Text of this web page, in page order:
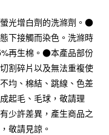
台灣）商業銀行
託商業銀行
光增白劑的洗滌劑。●
下接觸而染色。洗滌時
再生棉。●本產品部份
割碎片以及無法重複使
均、棉結、跳線、色差
起毛、毛球，敬請理
少許差異，產生商品之
敬請見諒。